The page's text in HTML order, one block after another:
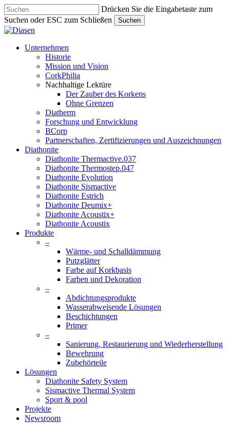
Skip
to
main
content
Drücken Sie die Eingabetaste zum
Suchen oder ESC zum Schließen
Suchen
Close
search
Menu
Unternehmen
Historie
Mission und Vision
CorkPhilia
Nachhaltige Lektüre
Der Zauber des Korkens
Ohne Grenzen
Diatherm
Forschung und Entwicklung
BCorp
Partnerschaften, Zertifizierungen und Auszeichnungen
Diathonite
Diathonite Thermactive.037
Diathonite Thermostep.047
Diathonite Evolution
Diathonite Sismactive
Diathonite Estrich
Diathonite Deumix+
Diathonite Acoustix+
Diathonite Acoustix
Produkte
–
Wärme- und Schalldämmung
Putzglätter
Farbe auf Korkbasis
Farben und Dekoration
–
Abdichtungsprodukte
Wasserabweisende Lösungen
Beschichtungen
Primer
–
Sanierung, Restaurierung und Wiederherstellung
Bewehrung
Zubehörteile
Lösungen
Diathonite Safety System
Sismactive Thermal System
Sport & pool
Projekte
Newsroom